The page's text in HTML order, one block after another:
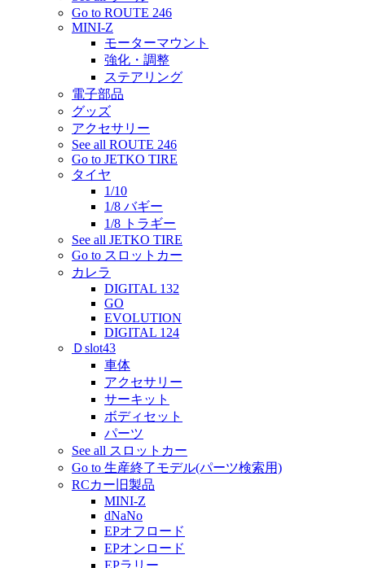
Go to ROUTE 246
MINI-Z
モーターマウント
強化・調整
ステアリング
電子部品
グッズ
アクセサリー
See all ROUTE 246
Go to JETKO TIRE
タイヤ
1/10
1/8 バギー
1/8 トラギー
See all JETKO TIRE
Go to スロットカー
カレラ
DIGITAL 132
GO
EVOLUTION
DIGITAL 124
Ｄslot43
車体
アクセサリー
サーキット
ボディセット
パーツ
See all スロットカー
Go to 生産終了モデル(パーツ検索用)
RCカー旧製品
MINI-Z
dNaNo
EPオフロード
EPオンロード